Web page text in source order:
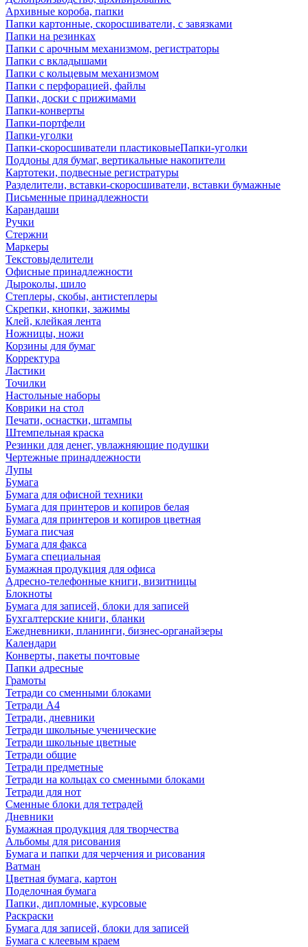
Архивные короба, папки
Папки картонные, скоросшиватели, с завязками
Папки на резинках
Папки с арочным механизмом, регистраторы
Папки с вкладышами
Папки с кольцевым механизмом
Папки с перфорацией, файлы
Папки, доски с прижимами
Папки-конверты
Папки-портфели
Папки-уголки
Папки-скоросшиватели пластиковыеПапки-уголки
Поддоны для бумаг, вертикальные накопители
Картотеки, подвесные регистратуры
Разделители, вставки-скоросшиватели, вставки бумажные
Письменные принадлежности
Карандаши
Ручки
Стержни
Маркеры
Текстовыделители
Офисные принадлежности
Дыроколы, шило
Степлеры, скобы, антистеплеры
Скрепки, кнопки, зажимы
Клей, клейкая лента
Ножницы, ножи
Корзины для бумаг
Корректура
Ластики
Точилки
Настольные наборы
Коврики на стол
Печати, оснастки, штампы
Штемпельная краска
Резинки для денег, увлажняющие подушки
Чертежные принадлежности
Лупы
Бумага
Бумага для офисной техники
Бумага для принтеров и копиров белая
Бумага для принтеров и копиров цветная
Бумага писчая
Бумага для факса
Бумага специальная
Бумажная продукция для офиса
Адресно-телефонные книги, визитницы
Блокноты
Бумага для записей, блоки для записей
Бухгалтерские книги, бланки
Ежедневники, планинги, бизнес-органайзеры
Календари
Конверты, пакеты почтовые
Папки адресные
Грамоты
Тетради со сменными блоками
Тетради А4
Тетради, дневники
Тетради школьные ученические
Тетради школьные цветные
Тетради общие
Тетради предметные
Тетради на кольцах со сменными блоками
Тетради для нот
Сменные блоки для тетрадей
Дневники
Бумажная продукция для творчества
Альбомы для рисования
Бумага и папки для черчения и рисования
Ватман
Цветная бумага, картон
Поделочная бумага
Папки, дипломные, курсовые
Раскраски
Бумага для записей, блоки для записей
Бумага с клеевым краем